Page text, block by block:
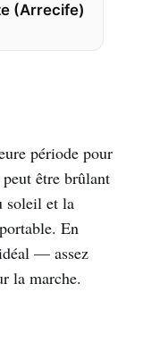
(Arrecife)
période pour
être brûlant
soleil et la
En
— assez
la marche.